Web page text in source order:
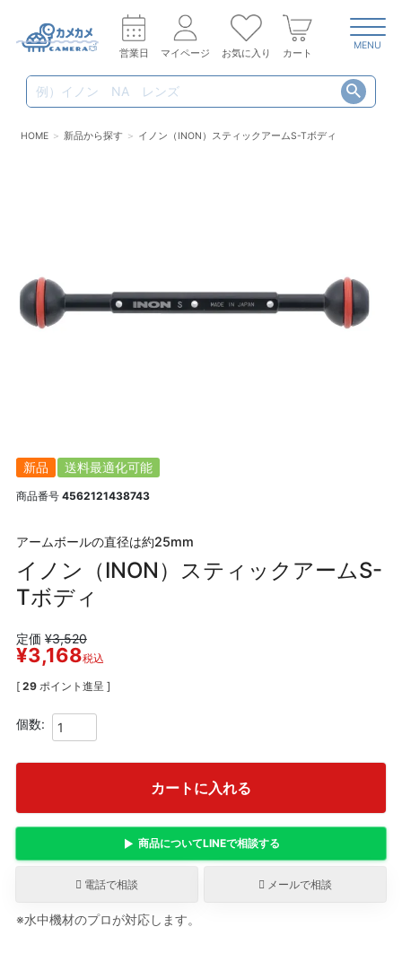
営業日 マイページ お気に入り カート
MENU
HOME 新品から探す イノン（INON）スティックアームS-Tボディ
新品 送料最適化可能
商品番号 4562121438743
アームボールの直径は約25mm
イノン（INON）スティックアームS-
Tボディ
定価 ¥3,520
¥3,168税込
[ 29 ポイント進呈 ]
カートに入れる
商品についてLINEで相談する
電話で相談 メールで相談
※水中機材のプロが対応します。